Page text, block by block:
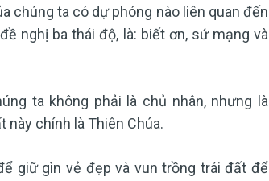
chúng ta có dự phóng nào liên quan đến
nghị ba thái độ, là: biết ơn, sứ mạng và
ta không phải là chủ nhân, nhưng là
chính là Thiên Chúa.
giữ gìn vẻ đẹp và vun trồng trái đất để